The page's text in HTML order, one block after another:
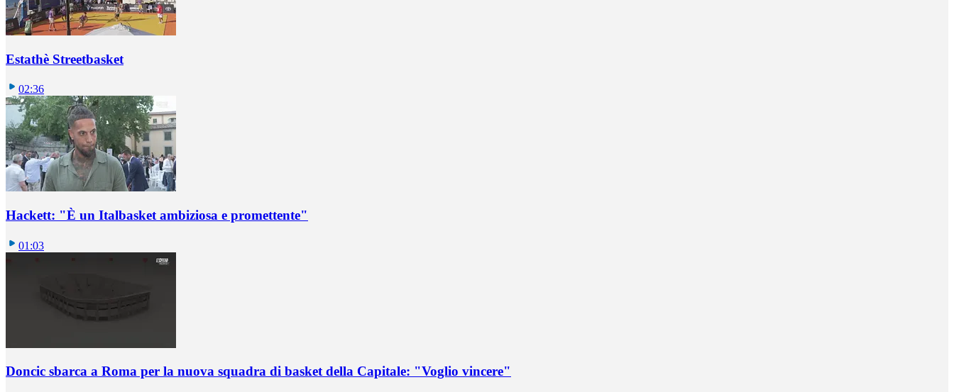
Estathè Streetbasket
02:36
Hackett: "È un Italbasket ambiziosa e promettente"
01:03
Doncic sbarca a Roma per la nuova squadra di basket della Capitale: "Voglio vincere"